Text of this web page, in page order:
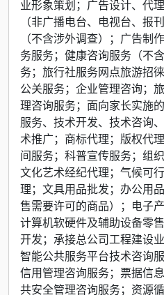
业形象策划；广告设计、代
（非广播电台、电视台、报
（不含涉外调查）；广告制
务服务；健康咨询服务（不
务；旅行社服务网点旅游招
公关服务；企业管理咨询；
理咨询服务；面向家长实施
服务、技术开发、技术咨询
术推广；商标代理；版权代
间服务；科普宣传服务；组
文化艺术经纪代理；气候可
理；文具用品批发；办公用
售需要许可的商品）；电子
计算机软硬件及辅助设备零
开发；承接总公司工程建设
智能公共服务平台技术咨询
信用管理咨询服务；票据信
共安全管理咨询服务；资源